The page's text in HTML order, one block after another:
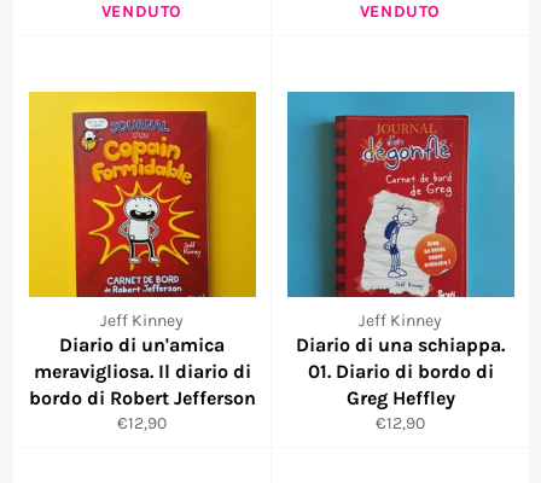
VENDUTO VENDUTO
Jeff Kinney
Diario di un'amica
meravigliosa. Il diario di
bordo di Robert Jefferson
Prezzo
€12,90
Jeff Kinney
Diario di una schiappa.
01. Diario di bordo di
Greg Heffley
Prezzo
€12,90